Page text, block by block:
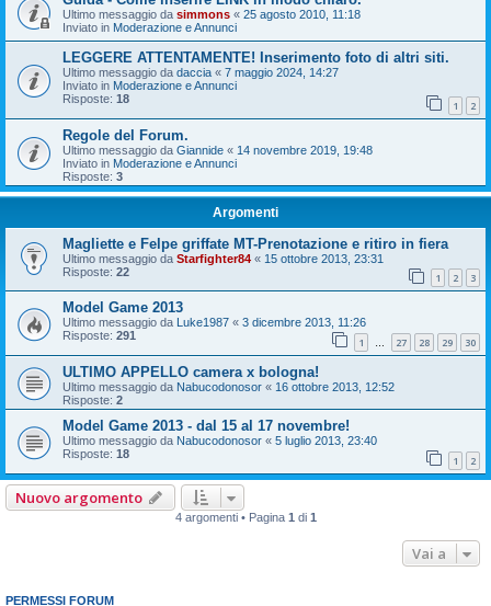
Ultimo messaggio da simmons « 25 agosto 2010, 11:18
Inviato in Moderazione e Annunci
LEGGERE ATTENTAMENTE! Inserimento foto di altri siti.
Ultimo messaggio da daccia « 7 maggio 2024, 14:27
Inviato in Moderazione e Annunci
Risposte: 18 1 2
Regole del Forum.
Ultimo messaggio da Giannide « 14 novembre 2019, 19:48
Inviato in Moderazione e Annunci
Risposte: 3
Argomenti
Magliette e Felpe griffate MT-Prenotazione e ritiro in fiera
Ultimo messaggio da Starfighter84 « 15 ottobre 2013, 23:31
Risposte: 22 1 2 3
Model Game 2013
Ultimo messaggio da Luke1987 « 3 dicembre 2013, 11:26
Risposte: 291 1 … 27 28 29 30
ULTIMO APPELLO camera x bologna!
Ultimo messaggio da Nabucodonosor « 16 ottobre 2013, 12:52
Risposte: 2
Model Game 2013 - dal 15 al 17 novembre!
Ultimo messaggio da Nabucodonosor « 5 luglio 2013, 23:40
Risposte: 18 1 2
Nuovo argomento
4 argomenti • Pagina 1 di 1
Vai a
PERMESSI FORUM